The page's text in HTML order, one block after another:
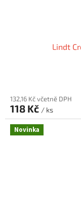
Lindt
132,16 Kč včetně DPH
118 Kč / ks
Novinka